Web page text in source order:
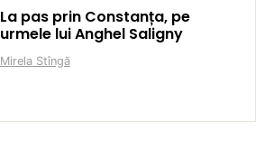
La pas prin Constanța, pe
urmele lui Anghel Saligny
Mirela Stîngă